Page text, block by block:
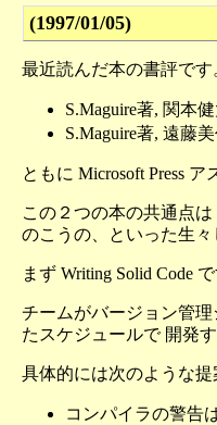
(1997/01/05)
最近読んだ本の書評です
S.Maguire著, 関本
S.Maguire著, 遠藤
ともに Microsoft Press ア
この２つの本の共通点
のこうの、といった生々
まず Writing Solid Code
チームがバージョン管
たスケジュールで 開発
具体的には次のような提
コンパイラの警告